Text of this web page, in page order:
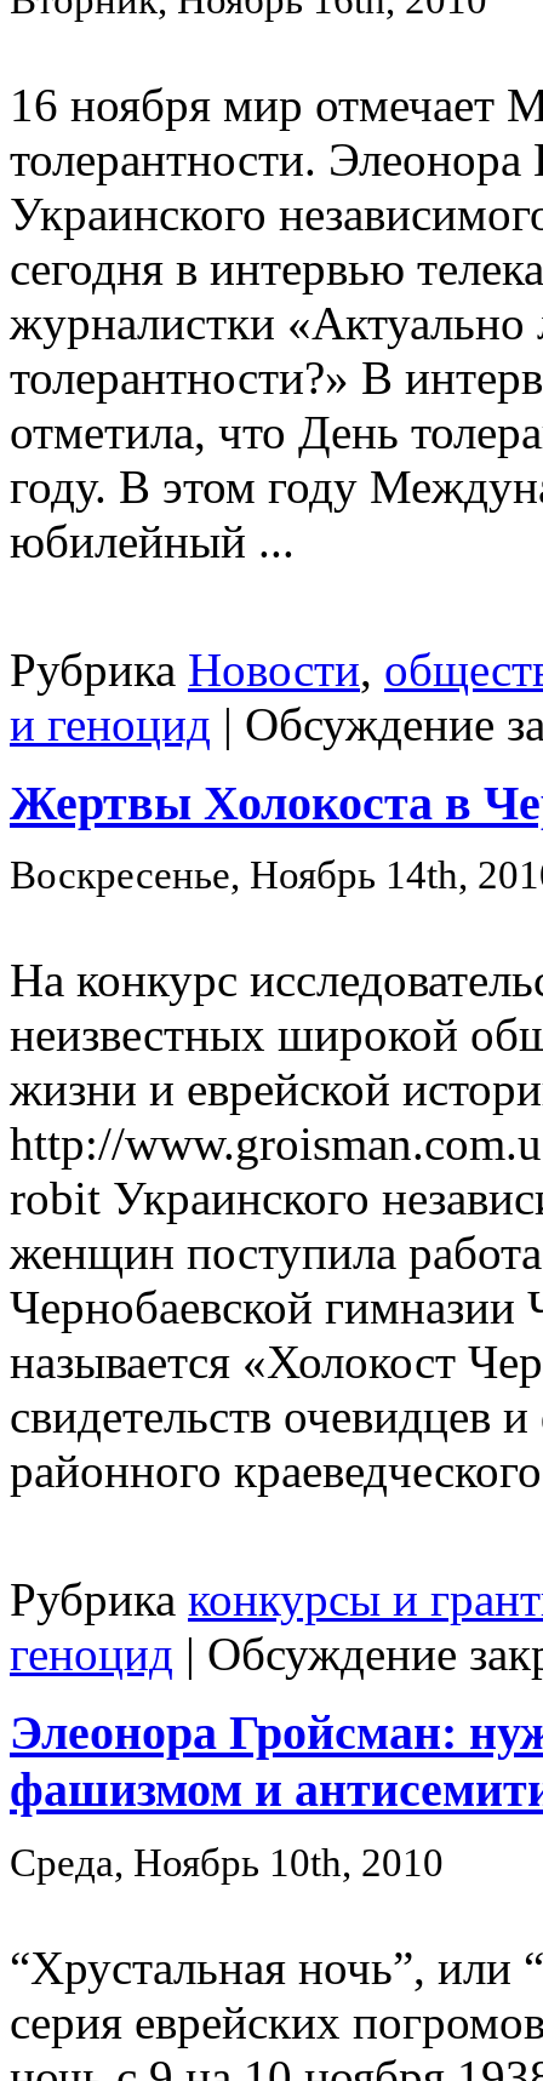
16 ноября мир отмечает
толерантности.
Украинского
сегодня в интервью
журналистки
толерантности?» В
отметила, что День
году. В этом году
юбилейный ...
Рубрика Новости,
и геноцид | Обсуждение
Жертвы Холокоста в
Воскресенье, Ноябрь 14th,
На конкурс
неизвестных широкой
жизни и еврейской
http://
robit Украинского
женщин поступила
Чернобаевской гимназии
называется «Холокост
свидетельств очевидцев
районного
Рубрика конкурсы и
геноцид | Обсуждение
Элеонора Гройсман:
фашизмом и
Среда, Ноябрь 10th, 2010
“Хрустальная ночь”, или
серия еврейских